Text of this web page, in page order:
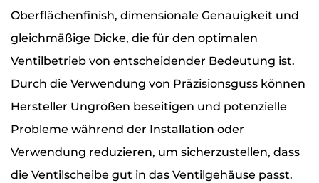
Oberflächenfinish, dimensionale Genauigkeit und
gleichmäßige Dicke, die für den optimalen
Ventilbetrieb von entscheidender Bedeutung ist.
Durch die Verwendung von Präzisionsguss können
Hersteller Ungrößen beseitigen und potenzielle
Probleme während der Installation oder
Verwendung reduzieren, um sicherzustellen, dass
die Ventilscheibe gut in das Ventilgehäuse passt.